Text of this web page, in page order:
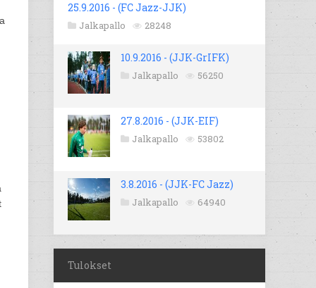
25.9.2016 - (FC Jazz-JJK)
Jalkapallo 28248
10.9.2016 - (JJK-GrIFK)
Jalkapallo 56250
27.8.2016 - (JJK-EIF)
Jalkapallo 53802
3.8.2016 - (JJK-FC Jazz)
Jalkapallo 64940
Tulokset